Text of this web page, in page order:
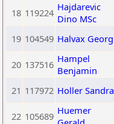
18 119224 Hajdarevic
Dino MSc
19 104549 Halvax Georg
20 137516 Hampel
Benjamin
21 117972 Holler Sandra
22 105689 Huemer